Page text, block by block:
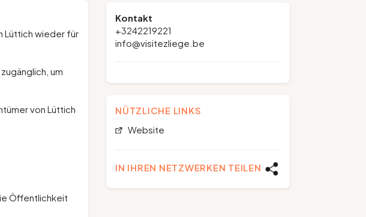
Lüttich wieder für
um
von Lüttich
Öffentlichkeit
Kontakt
+3242219221
info@visitezliege.be
NÜTZLICHE LINKS
Website
IN IHREN NETZWERKEN TEILEN